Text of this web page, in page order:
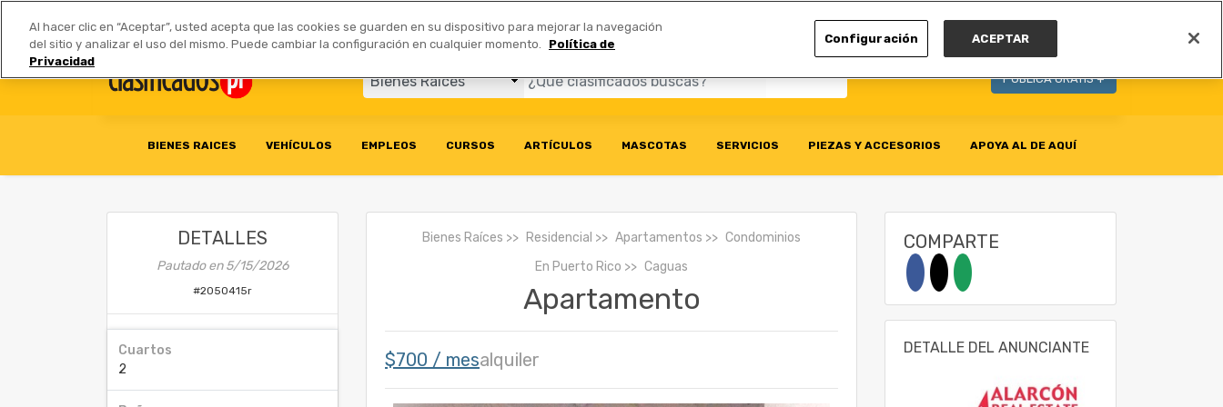
Anúnciate | Tarifas Socios Comerciales
PUBLICA GRATIS +
BIENES RAICES VEHÍCULOS EMPLEOS CURSOS ARTÍCULOS MASCOTAS SERVICIOS PIEZAS Y ACCESORIOS APOYA AL DE AQUÍ
DETALLES
Pautado en5/15/2026
#2050415r
Cuartos
2
Bienes Raíces Residencial Apartamentos
Condominios
En Puerto Rico Caguas
Apartamento
$700 / mesalquiler
COMPARTE
DETALLE DEL ANUNCIANTE
Al hacer clic en “Aceptar”, usted acepta que las cookies se guarden en su dispositivo para mejorar la navegación
del sitio y analizar el uso del mismo. Puede cambiar la configuración en cualquier momento.
Política de
Privacidad
Configuración ACEPTAR